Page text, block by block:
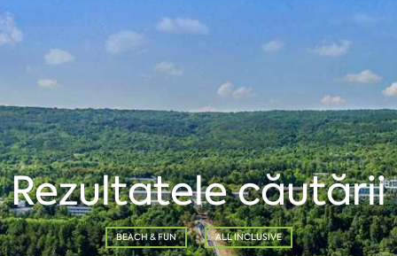
Rezultatele căutării
BEACH & FUN ALL INCLUSIVE